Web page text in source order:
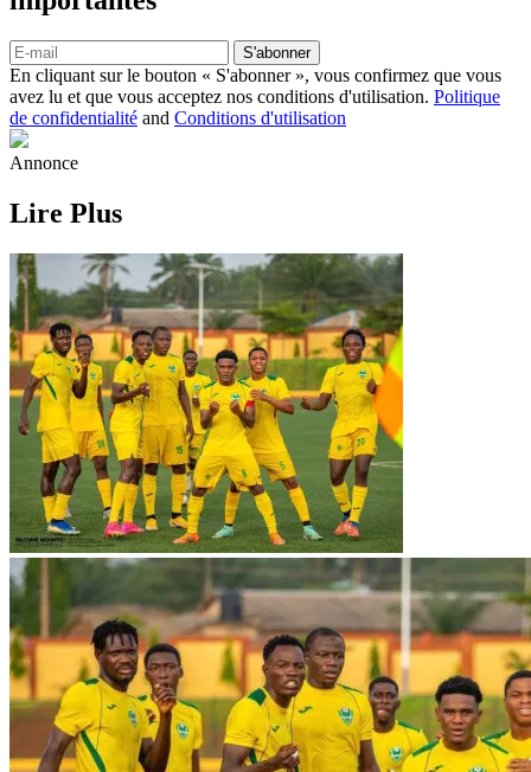
S'abonner
En cliquant sur le bouton « S'abonner », vous confirmez que vous
avez lu et que vous acceptez nos conditions d'utilisation. Politique
de confidentialité and Conditions d'utilisation
Annonce
Lire Plus